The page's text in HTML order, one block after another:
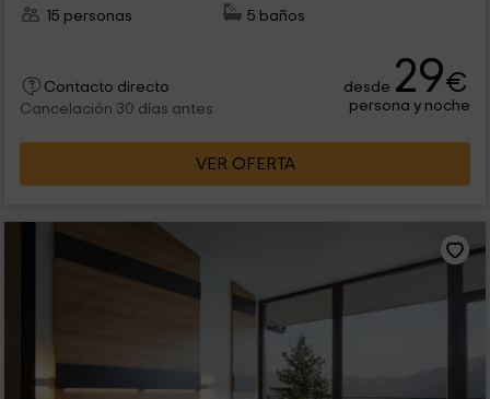
15 personas
5 baños
Contacto directo
Cancelación 30 días antes
desde 29€
persona y noche
VER OFERTA